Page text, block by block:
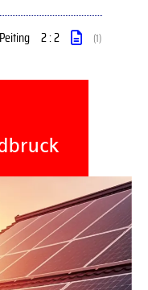
2 : 2 (1)